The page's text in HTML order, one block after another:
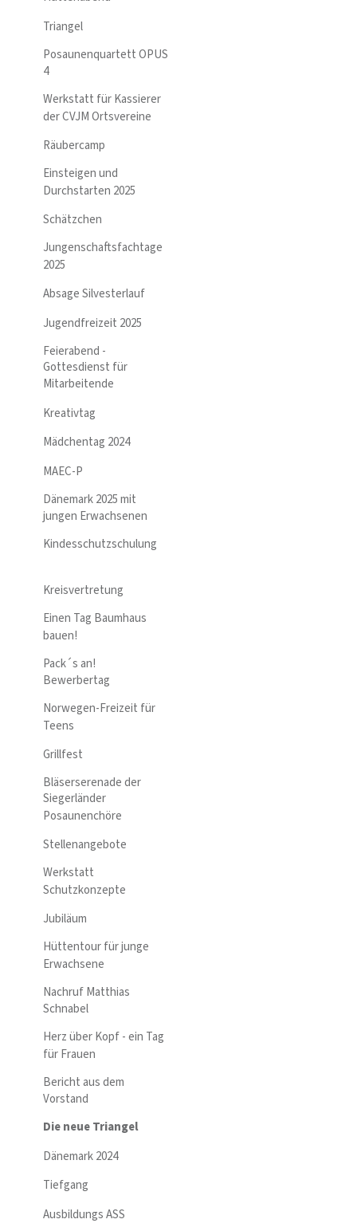
Triangel
Posaunenquartett OPUS
4
Werkstatt für Kassierer
der CVJM Ortsvereine
Räubercamp
Einsteigen und
Durchstarten 2025
Schätzchen
Jungenschaftsfachtage
2025
Absage Silvesterlauf
Jugendfreizeit 2025
Feierabend -
Gottesdienst für
Mitarbeitende
Kreativtag
Mädchentag 2024
MAEC-P
Dänemark 2025 mit
jungen Erwachsenen
Kindesschutzschulung
Kreisvertretung
Einen Tag Baumhaus
bauen!
Pack´s an!
Bewerbertag
Norwegen-Freizeit für
Teens
Grillfest
Bläserserenade der
Siegerländer
Posaunenchöre
Stellenangebote
Werkstatt
Schutzkonzepte
Jubiläum
Hüttentour für junge
Erwachsene
Nachruf Matthias
Schnabel
Herz über Kopf - ein Tag
für Frauen
Bericht aus dem
Vorstand
Die neue Triangel
Dänemark 2024
Tiefgang
Ausbildungs ASS